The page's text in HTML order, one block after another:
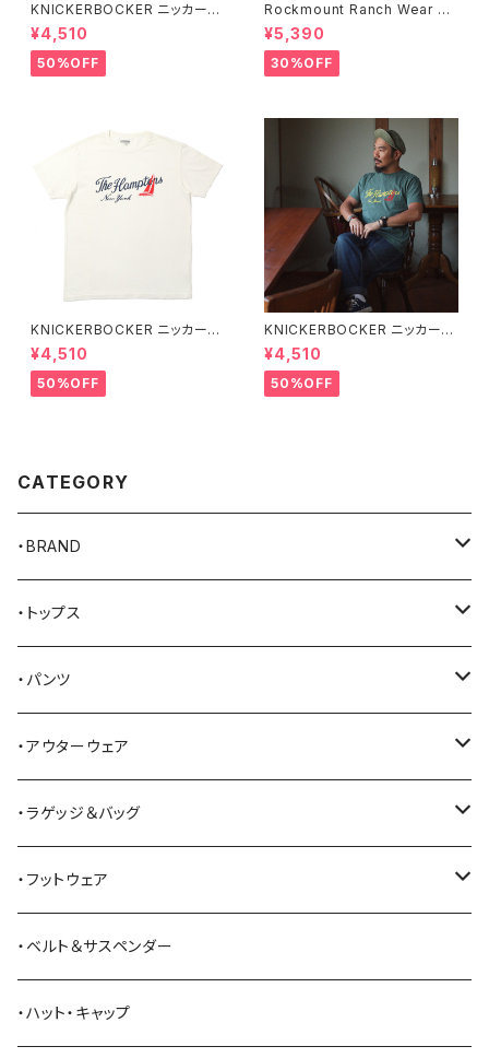
KNICKERBOCKER ニッカーボ
ッカー HEATHER GREY ハン
プトン Tシャツ
¥4,510
50%OFF
Rockmount Ranch Wear ロ
ックマウント ランチウェア Rock
mount Bronc Western T-Sh
irt 半袖Tシャツ 全3色
¥5,390
30%OFF
KNICKERBOCKER ニッカーボ
ッカー MILK ハンプトン Tシャ
ツ
¥4,510
50%OFF
KNICKERBOCKER ニッカーボ
ッカー GREEN ハンプトン Tシ
ャツ
¥4,510
50%OFF
CATEGORY
・BRAND
AKER
Alden
ALFONSO'S OF HOLLYWOOD LEATHER
All American Khakis
American Optical
ANDERSON BEAN BOOT CO.
Bass Pro Shops
・トップス
Tシャツ
シャツ
ベスト
セーター
スウェットシャツ
カーディガン
・パンツ
ジーンズ
ワークパンツ
オーバーオール
ミリタリーパンツ
ツナギ
・アウターウェア
コート
ジャケット
ベスト
・ラゲッジ＆バッグ
トートバッグ
ショルダーバッグ
リュック・バックパック
・フットウェア
ブーツ
スニーカー
・ベルト＆サスペンダー
・ハット・キャップ